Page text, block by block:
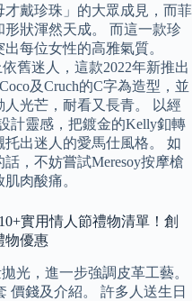
戴珍珠」的大眾成見，而菲
狀渾然天成。 而這一款珍
每位女性的高雅氣質。
舊迷人，這款2022年新推出
及Cruch的C字為造型，並
光芒，耐看又長青。 以經
計靈感，把鍍金的Kelly釦轉
出迷人的愛馬仕風格。 如
，不妨嘗試Meresoy按摩槍
肉酸痛。
實用情人節禮物清單！創
物優惠
光，進一步強調皮革工藝。
價錢及介紹。 許多人送生日